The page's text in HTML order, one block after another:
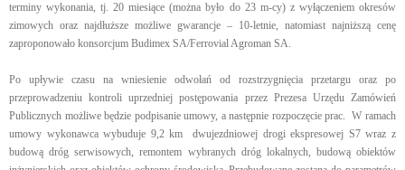
terminy wykonania, tj. 20 miesiące (można było do 23 m-cy) z wyłączeniem okresów
zimowych oraz najdłuższe możliwe gwarancje – 10-letnie, natomiast najniższą cenę
zaproponowało konsorcjum Budimex SA/Ferrovial Agroman SA.
Po upływie czasu na wniesienie odwołań od rozstrzygnięcia przetargu oraz po
przeprowadzeniu kontroli uprzedniej postępowania przez Prezesa Urzędu Zamówień
Publicznych możliwe będzie podpisanie umowy, a następnie rozpoczęcie prac. W ramach
umowy wykonawca wybuduje 9,2 km dwujezdniowej drogi ekspresowej S7 wraz z
budową dróg serwisowych, remontem wybranych dróg lokalnych, budową obiektów